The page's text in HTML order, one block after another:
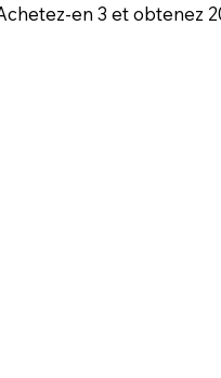
en 3 et obtenez